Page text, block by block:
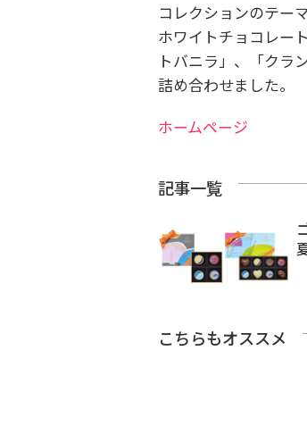
コレクションのテー
ホワイトチョコレー
トバニラ」、「クラ
詰め合わせました。
ホームページ
記事一覧
こちらもオススメ